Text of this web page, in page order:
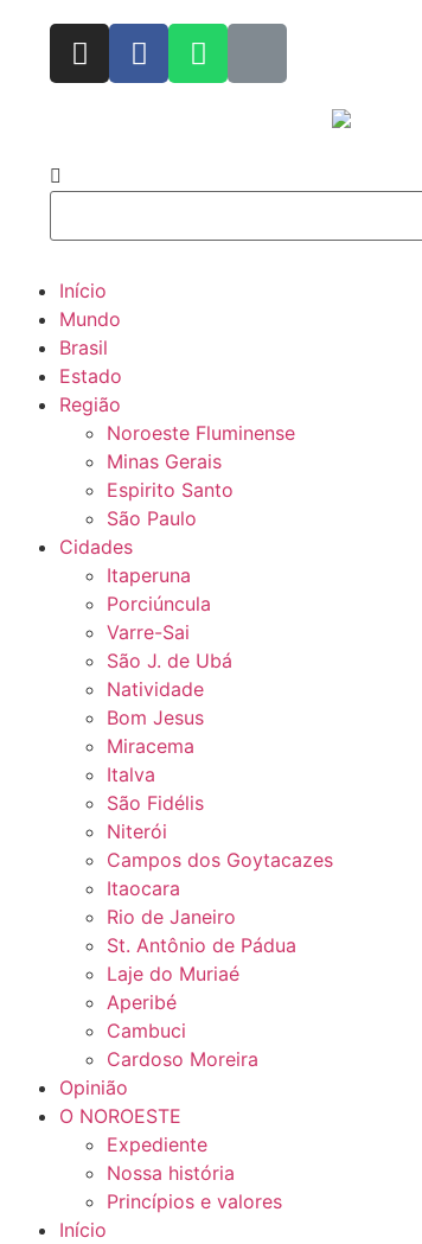
Início
Mundo
Brasil
Estado
Região
Noroeste Fluminense
Minas Gerais
Espirito Santo
São Paulo
Cidades
Itaperuna
Porciúncula
Varre-Sai
São J. de Ubá
Natividade
Bom Jesus
Miracema
Italva
São Fidélis
Niterói
Campos dos Goytacazes
Itaocara
Rio de Janeiro
St. Antônio de Pádua
Laje do Muriaé
Aperibé
Cambuci
Cardoso Moreira
Opinião
O NOROESTE
Expediente
Nossa história
Princípios e valores
Início